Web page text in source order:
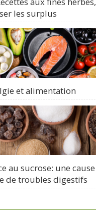
les surplus
et alimentation
au sucrose: une cause
de troubles digestifs